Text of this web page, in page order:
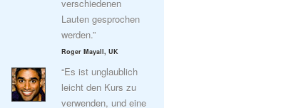
verschiedenen
Lauten gesprochen
werden.”
Roger Mayall, UK
“Es ist unglaublich
leicht den Kurs zu
verwenden, und eine